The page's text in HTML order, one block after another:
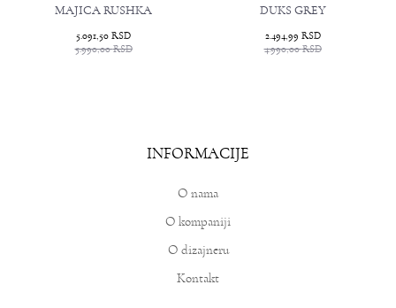
MAJICA RUSHKA
5.091,50 RSD
5.990,00RSD
DUKS GREY
2.494,99 RSD
4.990,00RSD
INFORMACIJE
O nama
O kompaniji
O dizajneru
Kontakt